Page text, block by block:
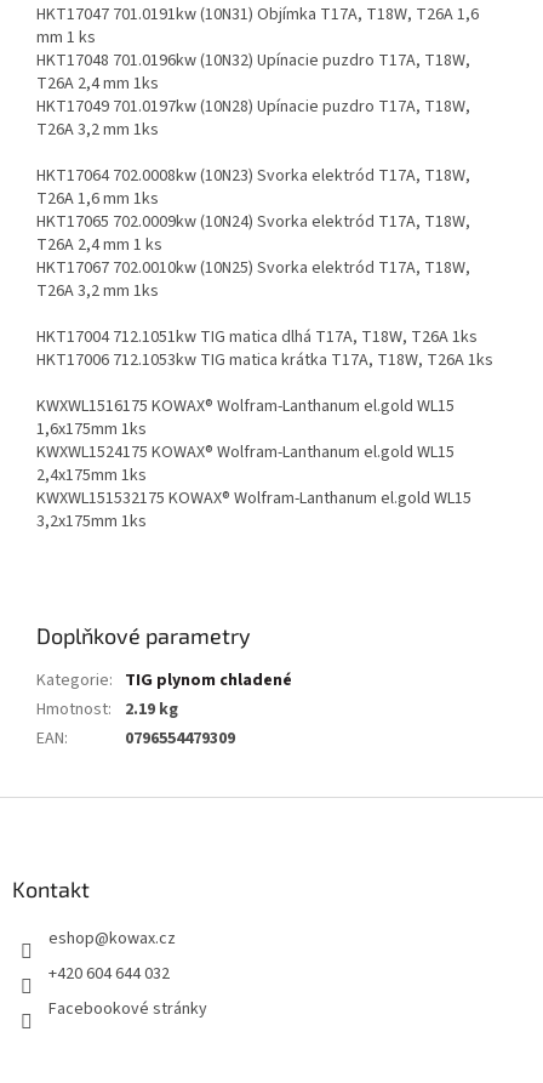
HKT17047 701.0191kw (10N31) Objímka T17A, T18W, T26A 1,6
mm 1 ks
HKT17048 701.0196kw (10N32) Upínacie puzdro T17A, T18W,
T26A 2,4 mm 1ks
HKT17049 701.0197kw (10N28) Upínacie puzdro T17A, T18W,
T26A 3,2 mm 1ks
HKT17064 702.0008kw (10N23) Svorka elektród T17A, T18W,
T26A 1,6 mm 1ks
HKT17065 702.0009kw (10N24) Svorka elektród T17A, T18W,
T26A 2,4 mm 1 ks
HKT17067 702.0010kw (10N25) Svorka elektród T17A, T18W,
T26A 3,2 mm 1ks
HKT17004 712.1051kw TIG matica dlhá T17A, T18W, T26A 1ks
HKT17006 712.1053kw TIG matica krátka T17A, T18W, T26A 1ks
KWXWL1516175 KOWAX® Wolfram-Lanthanum el.gold WL15
1,6x175mm 1ks
KWXWL1524175 KOWAX® Wolfram-Lanthanum el.gold WL15
2,4x175mm 1ks
KWXWL151532175 KOWAX® Wolfram-Lanthanum el.gold WL15
3,2x175mm 1ks
Doplňkové parametry
Kategorie: TIG plynom chladené
Hmotnost:
2.19 kg
EAN: 0796554479309
Kontakt
eshop@kowax.cz
+420 604 644 032
Facebookové stránky